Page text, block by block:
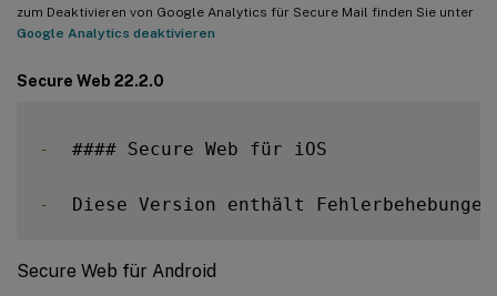
zum Deaktivieren von Google Analytics für Secure Mail finden Sie unter
Google Analytics deaktivieren
Secure Web 22.2.0
-
  #### Secure Web für iOS
-
  Diese Version enthält Fehlerbehebungen
Secure Web für Android